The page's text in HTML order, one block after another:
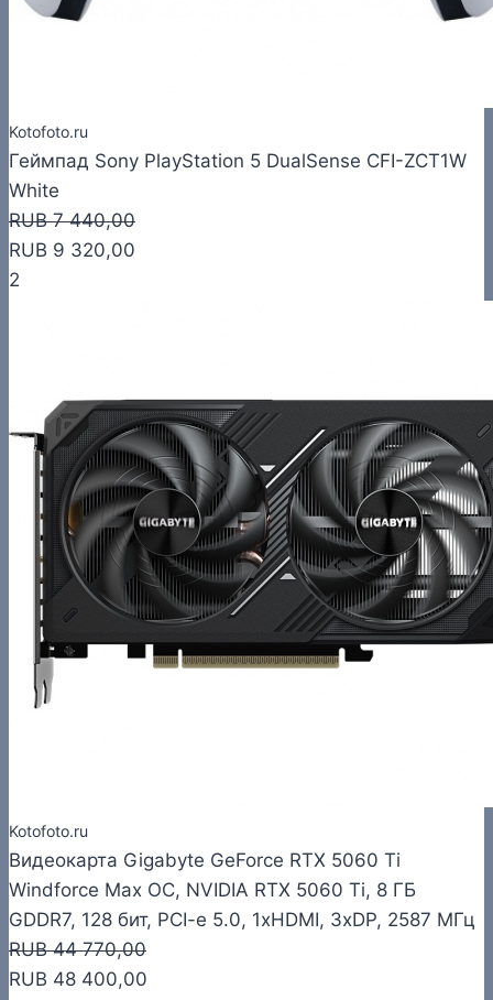
Kotofoto.ru
Геймпад Sony PlayStation 5 DualSense CFI-ZCT1W
White
RUB 7 440,00
RUB 9 320,00
2
Kotofoto.ru
Видеокарта Gigabyte GeForce RTX 5060 Ti
Windforce Max OC, NVIDIA RTX 5060 Ti, 8 ГБ
GDDR7, 128 бит, PCI-e 5.0, 1xHDMI, 3xDP, 2587 МГц
RUB 44 770,00
RUB 48 400,00